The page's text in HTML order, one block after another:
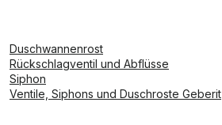
Duschwannenrost
Rückschlagventil und Abflüsse
Siphon
Ventile, Siphons und Duschroste Geberit